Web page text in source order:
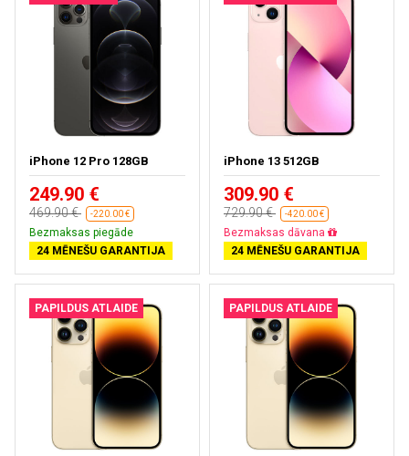
iPhone 12 Pro 128GB
249.90 €
469.90 € -220.00 €
Bezmaksas piegāde
24 MĒNEŠU GARANTIJA
iPhone 13 512GB
309.90 €
729.90 € -420.00 €
Bezmaksas dāvana
24 MĒNEŠU GARANTIJA
PAPILDUS ATLAIDE PAPILDUS ATLAIDE